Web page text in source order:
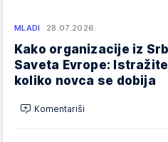
MLADI 28.07.2026.
Kako organizacije iz
Saveta Evrope:
koliko novca se dobija
Komentariši